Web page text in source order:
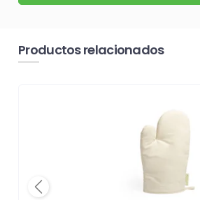
Productos relacionados
Previous